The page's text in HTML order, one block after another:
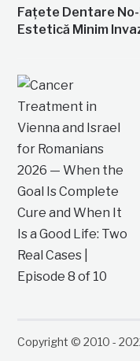
Fațete Dentare
Estetică Minim
Copyright © 2010 -